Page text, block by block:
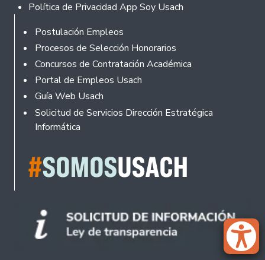
Política de Privacidad App Soy Usach
Rodapé
Postulación Empleos
Procesos de Selección Honorarios
Concursos de Contratación Académica
Portal de Empleos Usach
Guía Web Usach
Solicitud de Servicios Dirección Estratégica
Informática